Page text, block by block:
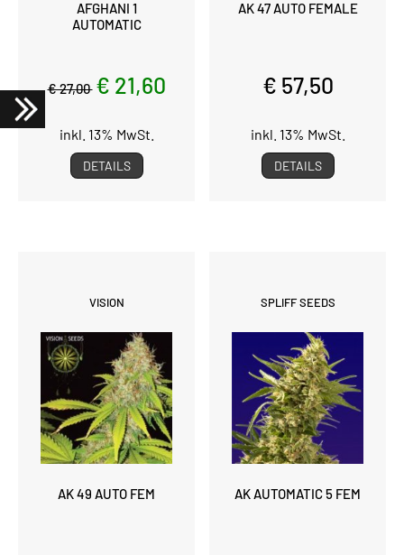
AFGHANI 1
AUTOMATIC
€ 27,00 € 21,60
inkl. 13% MwSt.
DETAILS
AK 47 AUTO FEMALE
€ 57,50
inkl. 13% MwSt.
DETAILS
VISION
AK 49 AUTO FEM
SPLIFF SEEDS
AK AUTOMATIC 5 FEM